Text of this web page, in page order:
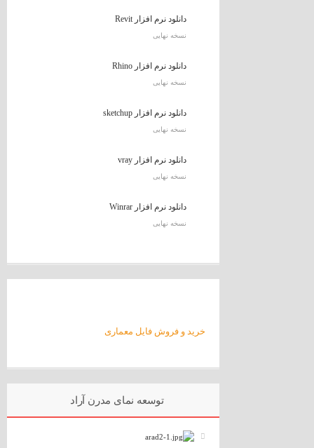
دانلود نرم افزار Revit
نسخه نهایی
دانلود نرم افزار Rhino
نسخه نهایی
دانلود نرم افزار sketchup
نسخه نهایی
دانلود نرم افزار vray
نسخه نهایی
دانلود نرم افزار Winrar
نسخه نهایی
خرید و فروش فایل معماری
توسعه نمای مدرن آراد